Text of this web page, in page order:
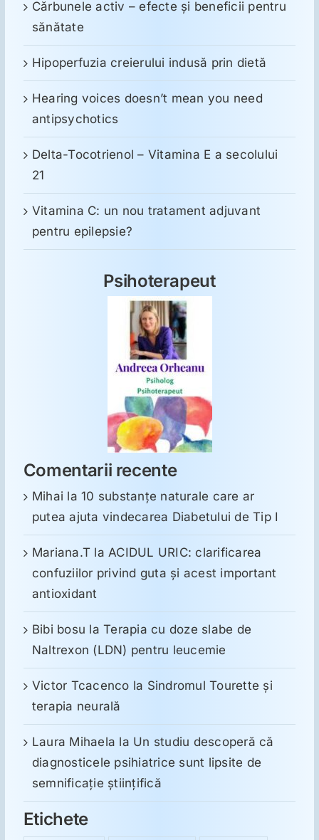
Cărbunele activ – efecte și beneficii pentru
sănătate
Hipoperfuzia creierului indusă prin dietă
Hearing voices doesn’t mean you need
antipsychotics
Delta-Tocotrienol – Vitamina E a secolului
21
Vitamina C: un nou tratament adjuvant
pentru epilepsie?
Psihoterapeut
Comentarii recente
Mihai la10 substanţe naturale care ar
putea ajuta vindecarea Diabetului de Tip I
Mariana.T la ACIDUL URIC: clarificarea
confuziilor privind guta și acest important
antioxidant
Bibi bosu laTerapia cu doze slabe de
Naltrexon (LDN) pentru leucemie
Victor Tcacenco la Sindromul Tourette şi
terapia neurală
Laura Mihaela la Un studiu descoperă că
diagnosticele psihiatrice sunt lipsite de
semnificație științifică
Etichete